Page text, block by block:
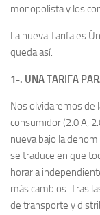
monopolista y los
La nueva Tarifa es
queda así.
1-. UNA TARIFA
Nos olvidaremos de
consumidor (2.0 A,
nueva bajo la
se traduce en que
horaria
más cambios. Tras
de transporte y